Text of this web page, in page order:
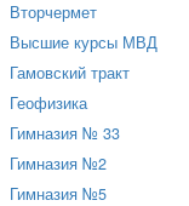
Вторчермет
Высшие курсы МВД
Гамовский тракт
Геофизика
Гимназия № 33
Гимназия №2
Гимназия №5